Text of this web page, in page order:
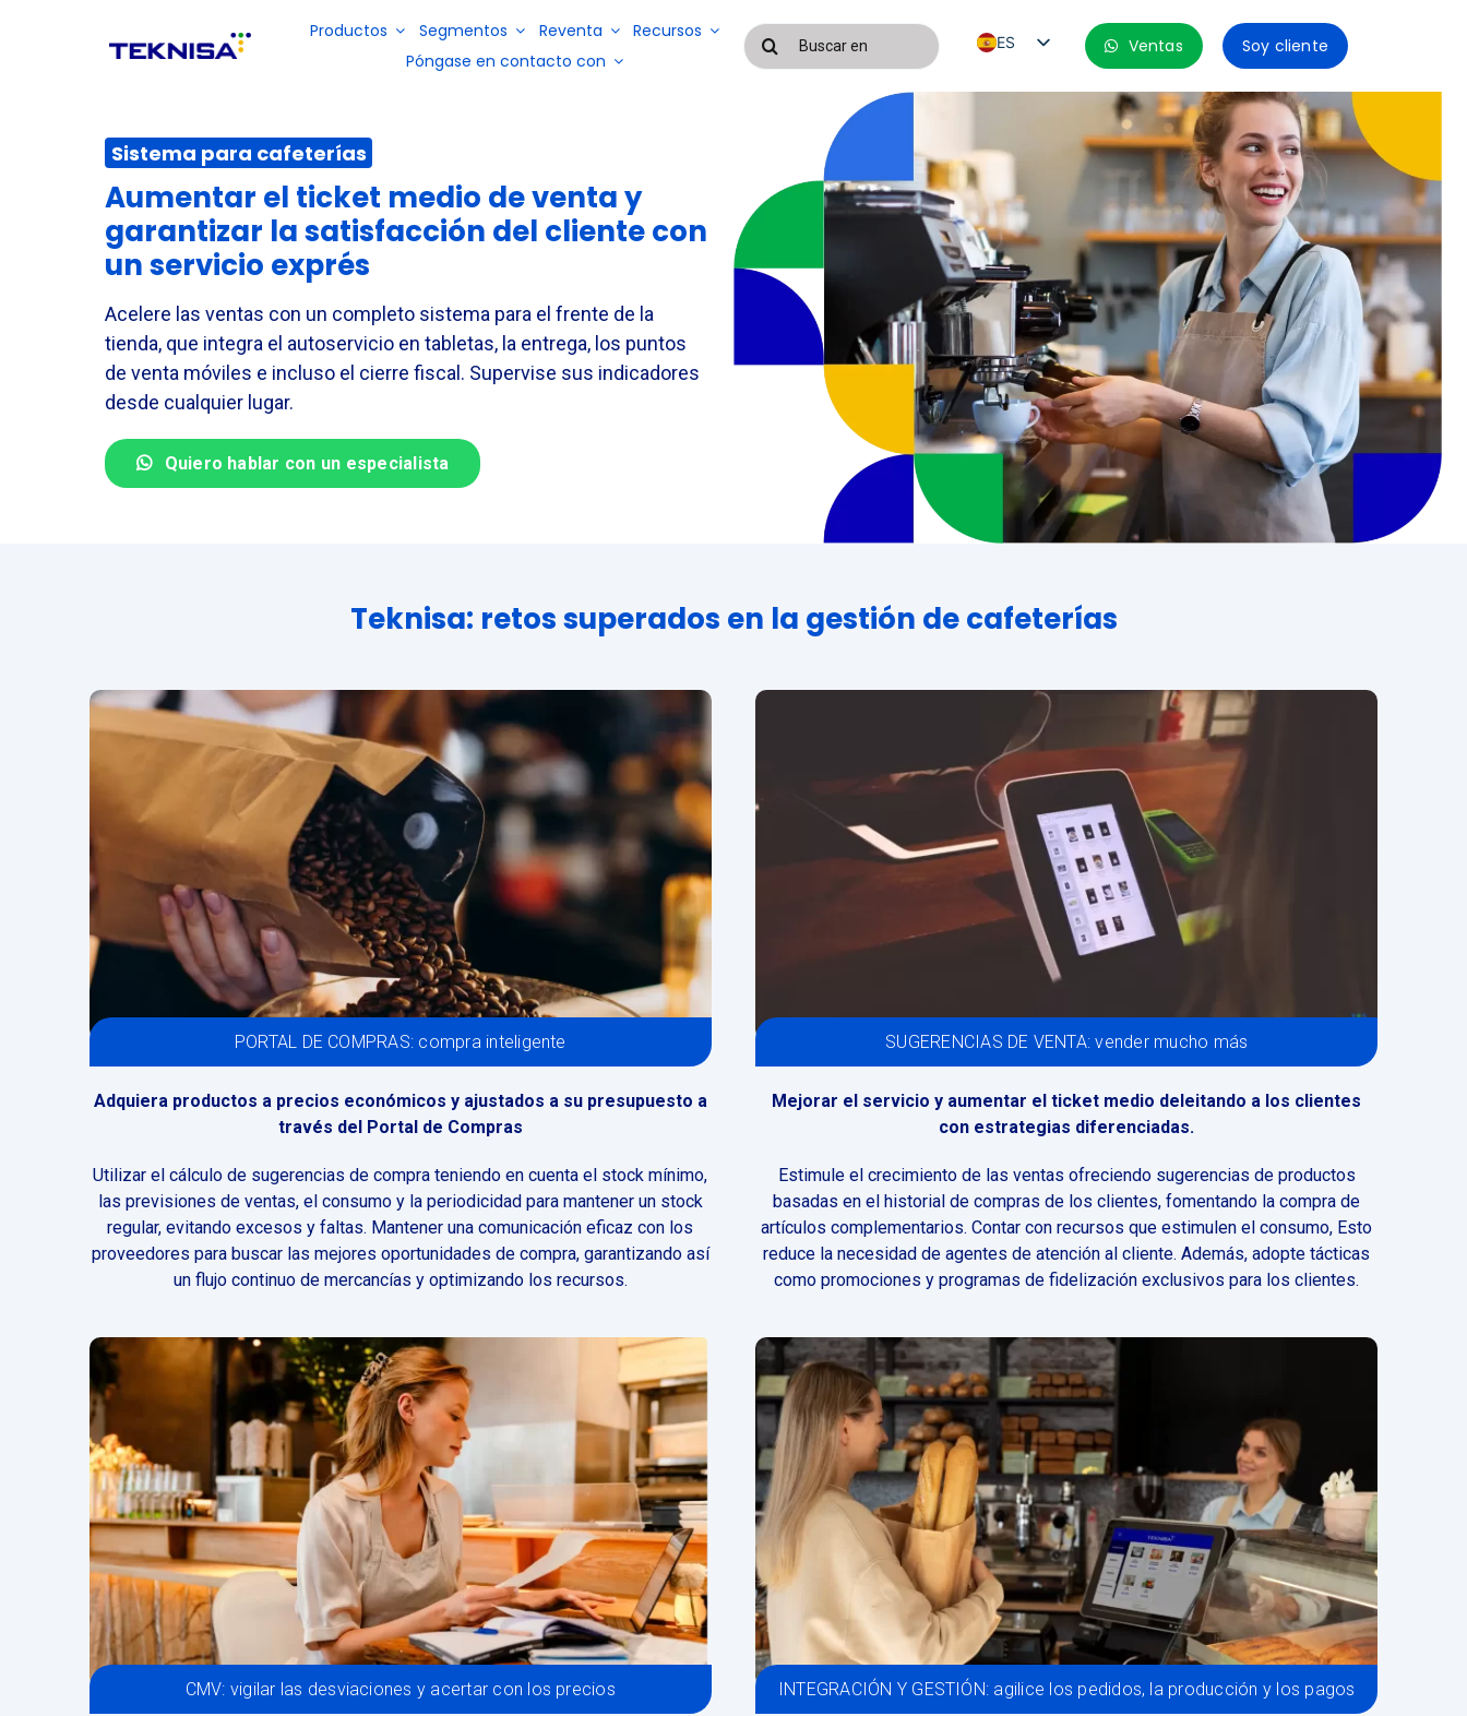
Productos
para la
planificación
de menús, la
gestión de
existencias y
fiscal y
financiera
Solución de
gestión de
ventas y
back office
para bares y
restaurantes
Solución
para la
gestión de
fiscal y de
producción
en las
industrias
Sistemas de
gestión de
nóminas y
gestión de
servicios y
mano de
subcontratados
Segmentos
Comidas colectivas
Industrias
DP y nóminas
Servicios externalizados
Reventa
Conviértase en
distribuidor
Recursos
Libros electrónicos
Vídeos
Casos de éxito
Póngase en contacto con
Buscar
resultados
ES
ES_MX
ES_PE
ES_CL
Ventas Soy cliente
Sistema para cafeterías
Aumentar el ticket medio de venta y
garantizar la satisfacción del cliente con
un servicio exprés
Acelere las ventas con un completo sistema para el frente de la
tienda, que integra el autoservicio en tabletas, la entrega, los puntos
de venta móviles e incluso el cierre fiscal. Supervise sus indicadores
desde cualquier lugar.
Quiero hablar con un especialista
Teknisa: retos superados en la gestión de cafeterías
PORTAL DE COMPRAS: compra inteligente
Adquiera productos a precios económicos y ajustados a su presupuesto a
través del Portal de Compras
Utilizar el cálculo de sugerencias de compra teniendo en cuenta el stock mínimo,
las previsiones de ventas, el consumo y la periodicidad para mantener un stock
regular, evitando excesos y faltas. Mantener una comunicación eficaz con los
proveedores para buscar las mejores oportunidades de compra, garantizando así
un flujo continuo de mercancías y optimizando los recursos.
SUGERENCIAS DE VENTA: vender mucho más
Mejorar el servicio y aumentar el ticket medio deleitando a los clientes
con estrategias diferenciadas.
Estimule el crecimiento de las ventas ofreciendo sugerencias de productos
basadas en el historial de compras de los clientes, fomentando la compra de
artículos complementarios.Contar con recursos que estimulen el consumo, Esto
reduce la necesidad de agentes de atención al cliente. Además, adopte tácticas
como promociones y programas de fidelización exclusivos para los clientes.
CMV: vigilar las desviaciones y acertar con los precios INTEGRACIÓN Y GESTIÓN: agilice los pedidos, la producción y los pagos